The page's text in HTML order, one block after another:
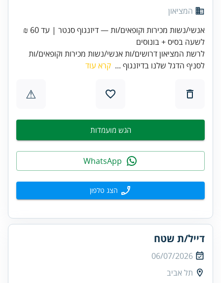
המציאון
אנשי/נשות מכירות וקופאים/ות — דיזנגוף סנטר | עד 60 ₪
לשעה בסיס + בונוסים
לרשת המציאון דרושים/ות אנשי/נשות מכירות וקופאים/ות
לסניף הדגל שלנו בדיזנגוף ... קרא עוד
⚠
הגש מועמדות
הצג טלפון
דייל/ת שטח
06/07/2026
תל אביב